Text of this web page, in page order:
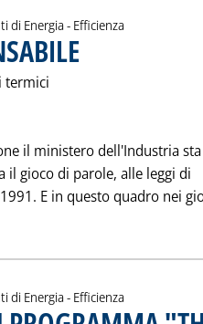
di Energia - Efficienza
termici
il ministero dell'Industria sta
il gioco di parole, alle leggi di
E in questo quadro nei
di Energia - Efficienza